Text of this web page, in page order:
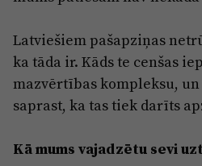
Latviešiem pašapziņas
ka tāda ir. Kāds te cenšas
mazvērtības kompleksu,
saprast, ka tas tiek darīts
Kā mums vajadzētu sevi